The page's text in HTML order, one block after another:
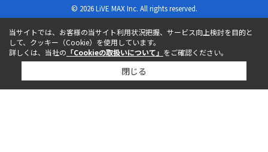
© 2026 LiVE MAX Inc. All rights reserved.
当サイトでは、お客様の当サイト利用状況把握、サービス向上検討を目的と
して、クッキー（Cookie）を使用しています。
詳しくは、当社の 「Cookieの取扱いについて」 をご確認ください。
閉じる